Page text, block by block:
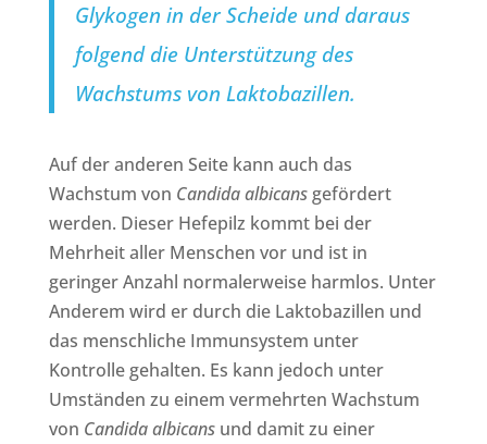
Glykogen in der Scheide und daraus
folgend die Unterstützung des
Wachstums von Laktobazillen.
Auf der anderen Seite kann auch das
Wachstum von Candida albicansgefördert
werden. Dieser Hefepilz kommt bei der
Mehrheit aller Menschen vor und ist in
geringer Anzahl normalerweise harmlos. Unter
Anderem wird er durch die Laktobazillen und
das menschliche Immunsystem unter
Kontrolle gehalten. Es kann jedoch unter
Umständen zu einem vermehrten Wachstum
von Candida albicansund damit zu einer